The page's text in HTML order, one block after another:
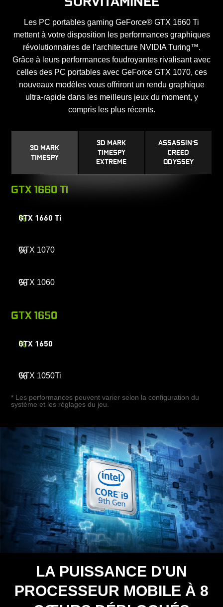
Les PC portables gaming GeForce® GTX 1660 Ti
mettent à votre disposition les performances graphiques
révolutionnaires de l’architecture NVIDIA Turing™.
Grâce à leurs performances foudroyantes rivalisant avec
celles des PC portables avec GeForce GTX 1070, ces
nouveaux modèles vous offriront un rendu graphique
ultra-rapide dans les meilleurs jeux du moment, y
compris les plus récents.
3D MARK
TIMESPY
3D MARK
TIMESPY
EXTREME
ASSASSIN’S
CREED
ODYSSEY
GTX 1660 Ti
GTX 1660 Ti
%
GTX 1070
%
GTX 1060
%
GTX 1650
GTX 1650
%
GTX 1050Ti
%
* Les performances peuvent varier selon la configuration du
système et les réglages du jeu.
LA PUISSANCE D'UN
PROCESSEUR MOBILE À 8